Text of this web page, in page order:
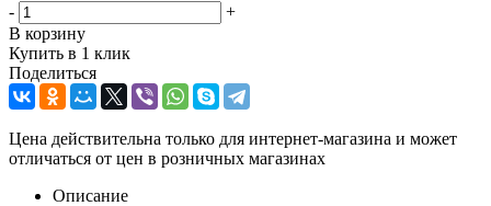
-
+
В корзину
Купить в 1 клик
Поделиться
Цена действительна только для интернет-магазина и может
отличаться от цен в розничных магазинах
Описание